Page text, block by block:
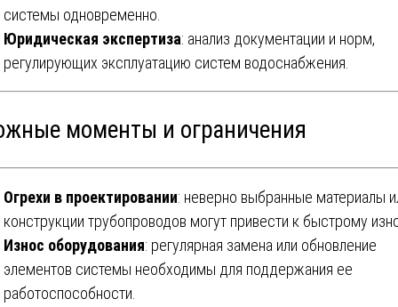
системы одновременно.
Юридическая экспертиза: анализ документации и норм,
регулирующих эксплуатацию систем водоснабжения.
моменты и ограничения
Огрехи в проектировании: неверно выбранные материалы
конструкции трубопроводов могут привести к быстрому
Износ оборудования: регулярная замена или обновление
элементов системы необходимы для поддержания ее
работоспособности.